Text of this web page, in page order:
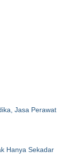
Jasa Perawat
Hanya Sekadar